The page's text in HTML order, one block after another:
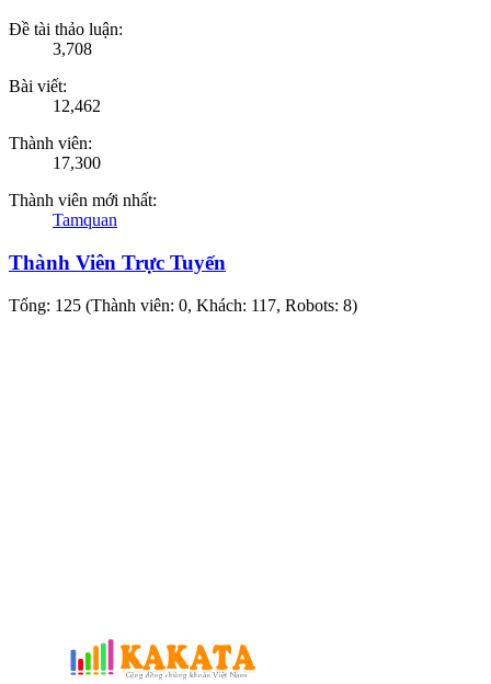
Đề tài thảo luận:
3,708
Bài viết:
12,462
Thành viên:
17,300
Thành viên mới nhất:
Tamquan
Thành Viên Trực Tuyến
Tổng: 125 (Thành viên: 0, Khách: 117, Robots: 8)